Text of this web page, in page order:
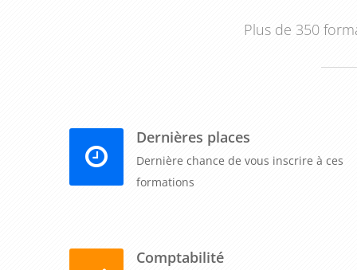
Plus de 350
Dernières places
Dernière chance de vous inscrire à ces
formations
Comptabilité